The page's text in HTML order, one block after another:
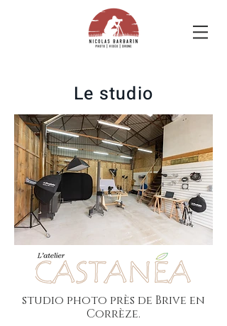
Le studio
studio photo près de Brive en
Corrèze.